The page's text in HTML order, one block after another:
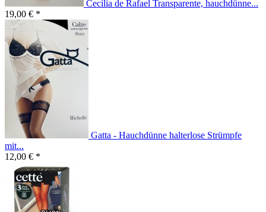
Cecilia de Rafael Transparente, hauchdünne...
19,00 € *
Gatta - Hauchdünne halterlose Strümpfe
mit...
12,00 € *